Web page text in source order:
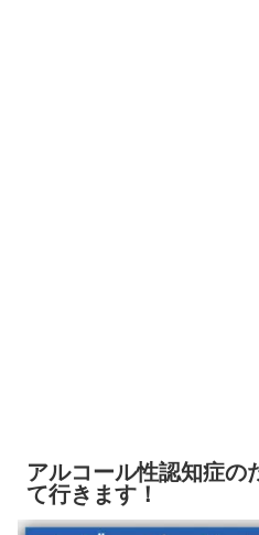
アルコール性認知症の
て行きます！